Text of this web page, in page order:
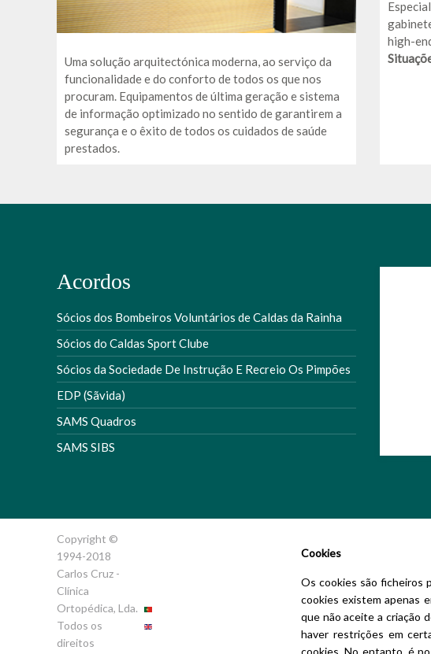
Uma solução arquitectónica moderna, ao serviço da
funcionalidade e do conforto de todos os que nos
procuram. Equipamentos de última geração e sistema
de informação optimizado no sentido de garantirem a
segurança e o êxito de todos os cuidados de saúde
prestados.
high-
Acordos
Sócios dos Bombeiros Voluntários de Caldas da Rainha
Sócios do Caldas Sport Clube
Sócios da Sociedade De Instrução E Recreio Os Pimpões
EDP (Sãvida)
SAMS Quadros
SAMS SIBS
Copyright ©
1994-2018
Carlos Cruz -
Clínica
Ortopédica, Lda.
Todos os
direitos
Cookies
Os cookies são ficheiros
cookies existem apenas
que não aceite a criação
haver restrições em